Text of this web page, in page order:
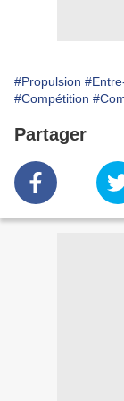
#Propulsion
#Compétition
Partager